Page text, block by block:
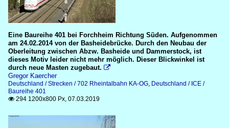
Eine Baureihe 401 bei Forchheim Richtung Süden. Aufgenommen
am 24.02.2014 von der Basheidebrücke. Durch den Neubau der
Oberleitung zwischen Abzw. Basheide und Dammerstock, ist
dieses Motiv leider nicht mehr möglich. Dieser Blickwinkel ist
durch neue Masten zugebaut. 
Gregor Kaercher
Deutschland / Strecken / 702 Rheintalbahn KA-OG, Deutschland / ICE /
Baureihe 401
 294 1200x800 Px, 07.03.2019